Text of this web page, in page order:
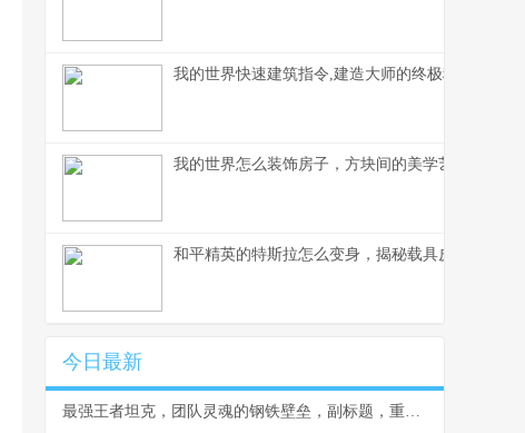
我的世界快速建筑指令,建造大师的终极秘诀,副标
我的世界怎么装饰房子，方块间的美学艺术
和平精英的特斯拉怎么变身，揭秘载具皮肤实战
今日最新
最强王者坦克，团队灵魂的钢铁壁垒，副标题，重装战士的荣耀与智慧